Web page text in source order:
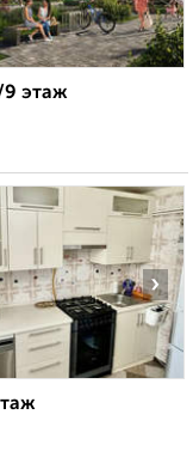
9 этаж
›